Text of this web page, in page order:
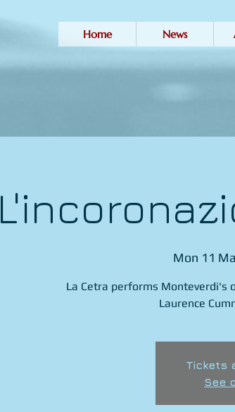
Home News
Mon 11
La Cetra performs Monteverdi's
Laurence
Tickets
See